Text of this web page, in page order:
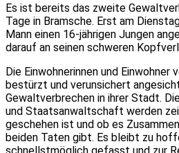
Es ist bereits das zweite
Tage in Bramsche. Erst am
Mann einen 16-jährigen Jungen
darauf an seinen schweren
Die Einwohnerinnen und Einwohner
bestürzt und verunsichert
Gewaltverbrechen in ihrer Stadt.
und Staatsanwaltschaft werden
geschehen ist und ob es
beiden Taten gibt. Es bleibt zu
schnellstmöglich gefasst und zur